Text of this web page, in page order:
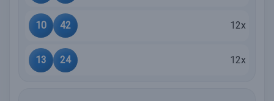
10 42 12x
13 24 12x